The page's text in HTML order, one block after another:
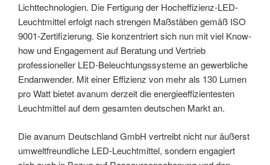
Lichttechnologien. Die Fertigung der Hocheffizienz-LED-
Leuchtmittel erfolgt nach strengen Maßstäben gemäß ISO
9001-Zertifizierung. Sie konzentriert sich nun mit viel Know-
how und Engagement auf Beratung und Vertrieb
professioneller LED-Beleuchtungssysteme an gewerbliche
Endanwender. Mit einer Effizienz von mehr als 130 Lumen
pro Watt bietet avanum derzeit die energieeffizientesten
Leuchtmittel auf dem gesamten deutschen Markt an.
Die avanum Deutschland GmbH vertreibt nicht nur äußerst
umweltfreundliche LED-Leuchtmittel, sondern engagiert